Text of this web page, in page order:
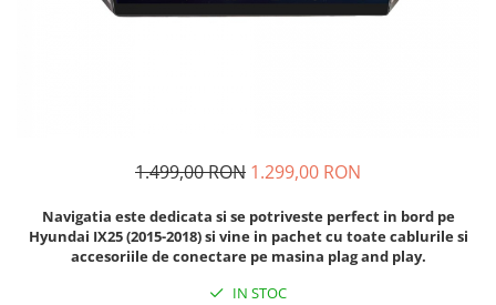
Navigatii Fiat
Navigatii Mitsubishi
Navigatii KIA
Navigatii Renault
1.499,00 RON 1.299,00 RON
Navigatia este dedicata si se potriveste perfect in bord pe
Hyundai IX25 (2015-2018)si vine in pachet cu toate cablurile si
accesoriile de conectare pe masina plag and play.
IN STOC